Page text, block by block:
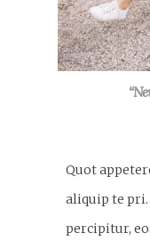
Quot
aliquip te pri.
percipitur,